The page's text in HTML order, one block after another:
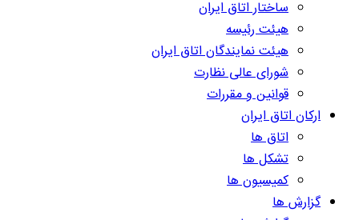
ساختار اتاق ایران
هیئت رئیسه
هیئت نمایندگان اتاق ایران
شورای عالی نظارت
قوانین و مقررات
ارکان اتاق ایران
اتاق ها
تشکل ها
کمیسیون ها
گزارش ها